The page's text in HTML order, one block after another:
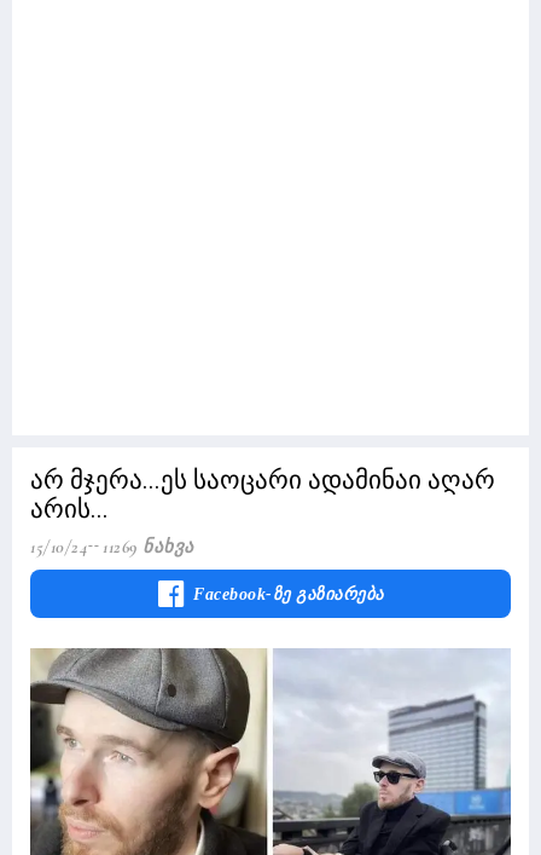
არ მჯერა...ეს საოცარი ადამინაი აღარ
არის...
15/10/24 11269 Ნახვა
Facebook-Ზე Გაზიარება